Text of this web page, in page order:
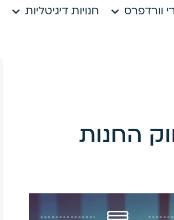
וורדפרס חנויות דיגיטליות
החנות